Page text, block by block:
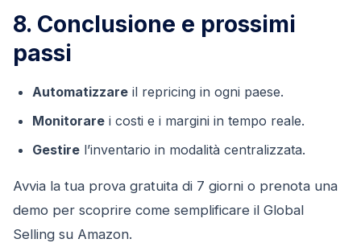
8. Conclusione e prossimi
passi
Automatizzare il repricing in ogni paese.
Monitorare i costi e i margini in tempo reale.
Gestire l’inventario in modalità centralizzata.
Avvia la tua prova gratuita di 7 giorni o prenota una
demo per scoprire come semplificare il Global
Selling su Amazon.